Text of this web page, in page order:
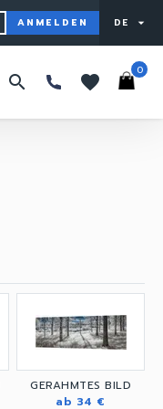
ANMELDEN DE arrow_drop_down
search favorites
0
GERAHMTES BILD
ab 34 €